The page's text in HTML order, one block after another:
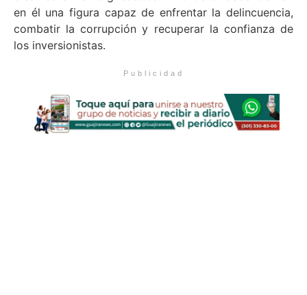
en él una figura capaz de enfrentar la delincuencia,
combatir la corrupción y recuperar la confianza de
los inversionistas.
Publicidad